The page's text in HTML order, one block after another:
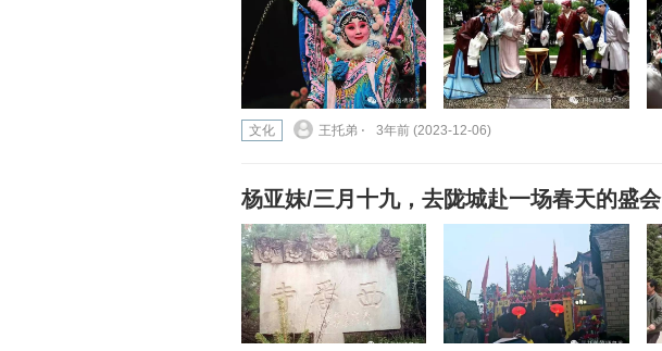
文化 王托弟 ⋅ 3年前 (2023-12-06)
杨亚妹/三月十九，去陇城赴一场春天的盛会